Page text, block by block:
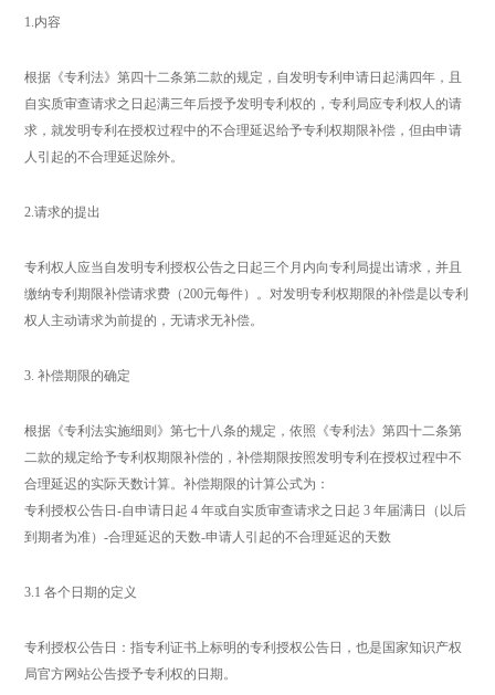
1.内容
根据《专利法》第四十二条第二款的规定，自发明专利申请日起满四年，且
自实质审查请求之日起满三年后授予发明专利权的，专利局应专利权人的请
求，就发明专利在授权过程中的不合理延迟给予专利权期限补偿，但由申请
人引起的不合理延迟除外。
2.请求的提出
专利权人应当自发明专利授权公告之日起三个月内向专利局提出请求，并且
缴纳专利期限补偿请求费（200元每件）。对发明专利权期限的补偿是以专利
权人主动请求为前提的，无请求无补偿。
3. 补偿期限的确定
根据《专利法实施细则》第七十八条的规定，依照《专利法》第四十二条第
二款的规定给予专利权期限补偿的，补偿期限按照发明专利在授权过程中不
合理延迟的实际天数计算。补偿期限的计算公式为：
专利授权公告日-自申请日起 4 年或自实质审查请求之日起 3 年届满日（以后
到期者为准）-合理延迟的天数-申请人引起的不合理延迟的天数
3.1 各个日期的定义
专利授权公告日：指专利证书上标明的专利授权公告日，也是国家知识产权
局官方网站公告授予专利权的日期。